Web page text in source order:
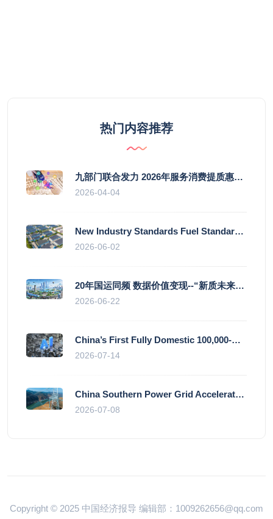
热门内容推荐
九部门联合发力 2026年服务消费提质惠民行动启幕
2026-04-04
New Industry Standards Fuel Standardised and Scaled Growth of China’s Embodied Intelligence Sector
2026-06-02
20年国运同频 数据价值变现--“新质未来”平台开启产业通证新时代
2026-06-22
China’s First Fully Domestic 100,000-Card AI Supercluster Launched in Zhengzhou, Integrated Into National Supercomputing Internet
2026-07-14
China Southern Power Grid Accelerates Grid Works to Secure Summer Power Supply Across Southern Provinces
2026-07-08
Copyright © 2025 中国经济报导 编辑部：1009262656@qq.com